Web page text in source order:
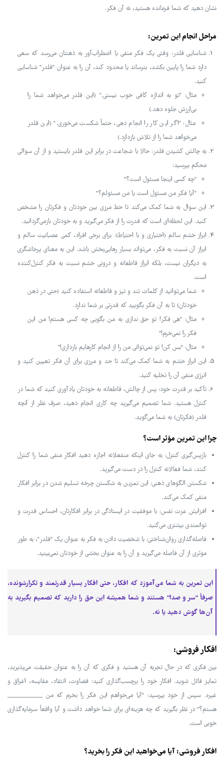
نشان دهید که شما فرمانده هستید، نه آن فکر.
مراحل انجام این تمرین:
شناسایی قلدر: وقتی یک فکر منفی یا اضطراب‌آور به ذهنتان می‌رسد که سعی
دارد شما را پایین بکشد، بترساند یا محدود کند، آن را به عنوان "قلدر" شناسایی
کنید.
مثال: "تو به اندازه کافی خوب نیستی." (این قلدر می‌خواهد شما را
بی‌ارزش جلوه دهد.)
مثال: "اگر این کار را انجام دهی، حتماً شکست می‌خوری." (این قلدر
می‌خواهد شما را از تلاش بازدارد.)
به چالش کشیدن قلدر: حالا با شجاعت در برابر این قلدر بایستید و از آن سوالی
محکم بپرسید:
"چه کسی اینجا مسئول است؟"
"آیا فکر من مسئول است یا من مسئولم؟"
این سوال به شما کمک می‌کند تا خط مرزی بین خودتان و فکرتان را مشخص
کنید. این لحظه‌ای است که قدرت را از فکر می‌گیرید و به خودتان بازمی‌گردانید.
ابراز خشم سالم (اختیاری و با احتیاط): برای برخی افراد، کمی عصبانیت سالم و
ابراز آن نسبت به فکر، می‌تواند بسیار رهایی‌بخش باشد. این به معنای پرخاشگری
به دیگران نیست، بلکه ابراز قاطعانه و درونی خشم نسبت به فکر کنترل‌کننده
است.
شما می‌توانید از کلمات تند و تیز و قاطعانه استفاده کنید (حتی در ذهن
خودتان) تا به آن فکر بگویید که قدرتی بر شما ندارد.
مثال: "هی فکر! تو حق نداری به من بگویی چه کسی هستم! من این
فکر را نمی‌خرم!"
مثال: "بس کن! تو نمی‌توانی من را از انجام کارهایم بازداری!"
این ابراز خشم به شما کمک می‌کند تا حد و مرزی برای آن فکر تعیین کنید و
انرژی منفی آن را تخلیه کنید.
تأکید بر قدرت خود: پس از چالش، قاطعانه به خودتان یادآوری کنید که شما در
کنترل هستید. شما تصمیم می‌گیرید چه کاری انجام دهید، صرف نظر از آنچه
قلدر (فکرتان) به شما می‌گوید.
چرا این تمرین مؤثر است؟
بازپس‌گیری کنترل: به جای اینکه منفعلانه اجازه دهید افکار منفی شما را کنترل
کنند، شما فعالانه کنترل را در دست می‌گیرید.
شکستن الگوهای ذهنی: این تمرین به شکستن چرخه تسلیم شدن در برابر افکار
منفی کمک می‌کند.
افزایش عزت نفس: با موفقیت در ایستادگی در برابر افکارتان، احساس قدرت و
توانمندی بیشتری می‌کنید.
فاصله‌گذاری روان‌شناختی: با شخصیت دادن به فکر به عنوان یک "قلدر"، به طور
موثری از آن فاصله می‌گیرید و آن را به عنوان بخشی از خودتان نمی‌بینید.
این تمرین به شما می‌آموزد که افکار، حتی افکار بسیار قدرتمند و تکرارشونده،
صرفاً "سر و صدا" هستند و شما همیشه این حق را دارید که تصمیم بگیرید به
آن‌ها گوش دهید یا نه.
افکار فروشی:
بین فکری که در حال تجربه آن هستید و فکری که آن را به عنوان حقیقت می‌پذیرید،
تمایز قائل شوید. افکار خود را برچسب‌گذاری کنید: قضاوت، انتقاد، مقایسه، اغراق و
غیره. سپس از خود بپرسید: "آیا می‌خواهم این فکر را بخرم که من __________
هستم؟" در نظر بگیرید که چه هزینه‌ای برای شما خواهد داشت و آیا واقعاً سرمایه‌گذاری
خوبی است.
افکار فروشی: آیا می‌خواهید این فکر را بخرید؟